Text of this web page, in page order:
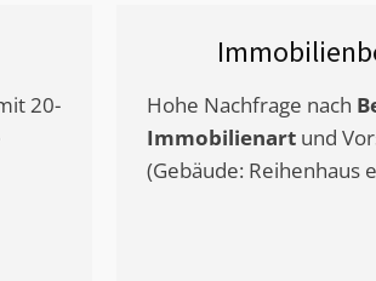
20-
Hohe Nachfrage nach
Immobilienart und
(Gebäude: Reihenhaus